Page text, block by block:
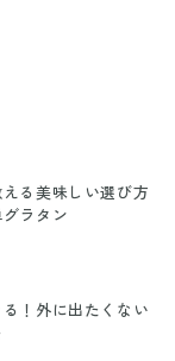
る美味しい選び方
ラタン
！外に出たくない